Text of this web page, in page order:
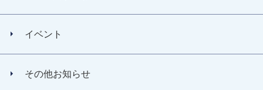
イベント
その他お知らせ